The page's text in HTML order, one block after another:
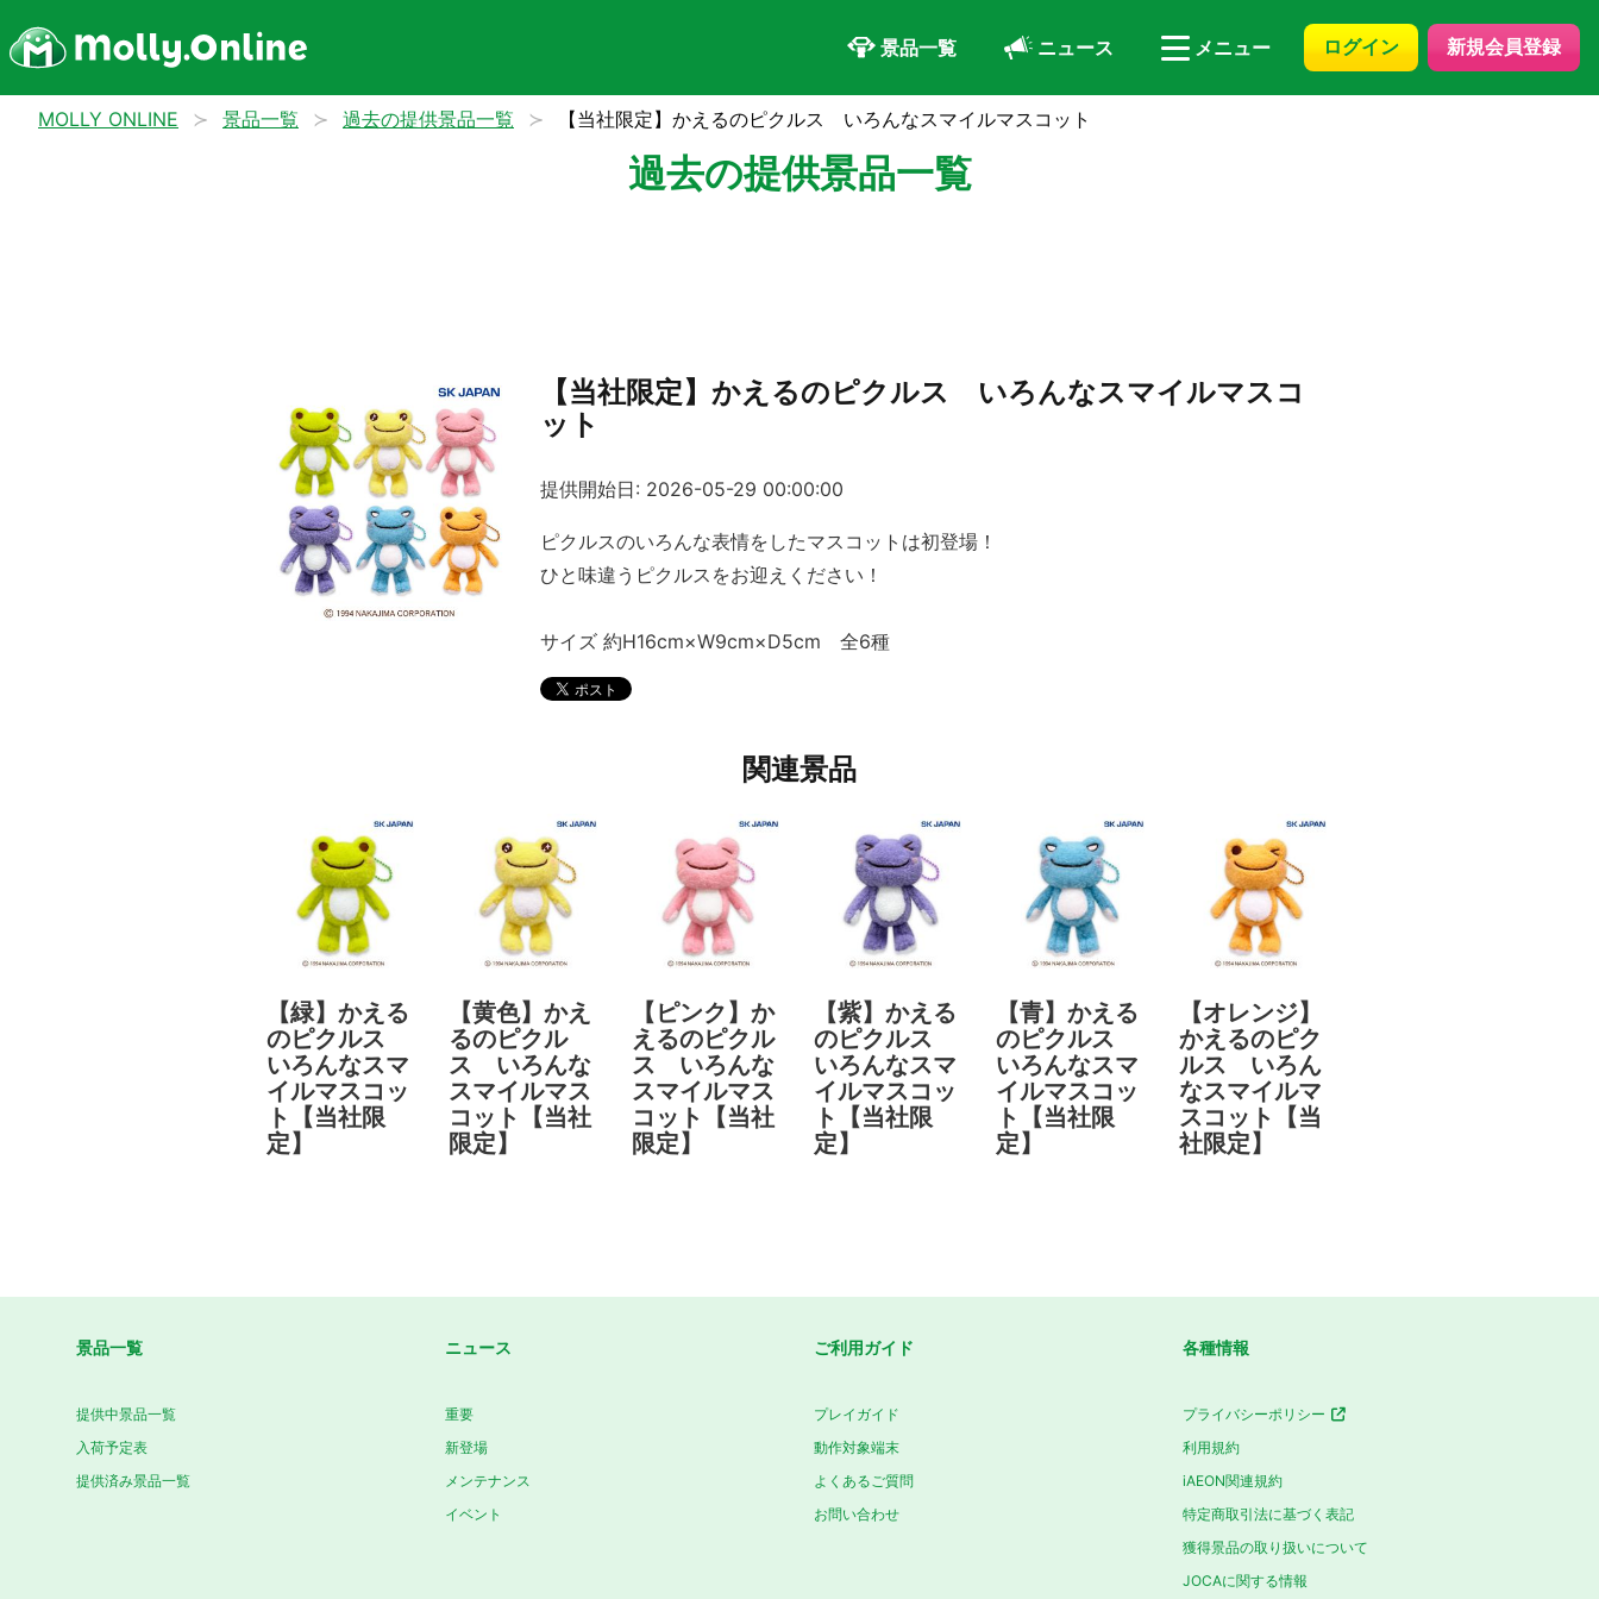
景品一覧 ニュース メニュー ログイン 新規会員登録
MOLLY ONLINE 景品一覧 過去の提供景品一覧 【当社限定】かえるのピクルス いろんなスマイルマスコット
過去の提供景品一覧
【当社限定】かえるのピクルス いろんなスマイルマスコ
ット
提供開始日: 2026-05-29 00:00:00
ピクルスのいろんな表情をしたマスコットは初登場！
ひと味違うピクルスをお迎えください！
サイズ 約H16cm×W9cm×D5cm 全6種
関連景品
【緑】かえる
のピクルス
いろんなスマ
イルマスコッ
ト【当社限
定】
【黄色】かえ
るのピクル
ス いろんな
スマイルマス
コット【当社
限定】
【ピンク】か
えるのピクル
ス いろんな
スマイルマス
コット【当社
限定】
【紫】かえる
のピクルス
いろんなスマ
イルマスコッ
ト【当社限
定】
【青】かえる
のピクルス
いろんなスマ
イルマスコッ
ト【当社限
定】
【オレンジ】
かえるのピク
ルス いろん
なスマイルマ
スコット【当
社限定】
景品一覧
提供中景品一覧
入荷予定表
提供済み景品一覧
ニュース
重要
新登場
メンテナンス
イベント
ご利用ガイド
プレイガイド
動作対象端末
よくあるご質問
お問い合わせ
各種情報
プライバシーポリシー
利用規約
iAEON関連規約
特定商取引法に基づく表記
獲得景品の取り扱いについて
JOCAに関する情報